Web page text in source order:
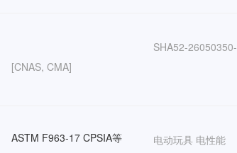
[CNAS, CMA]
SHA52-
ASTM F963-17 CPSIA等 电动玩具 电性能